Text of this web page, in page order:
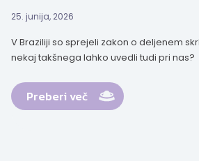
25. junija, 2026
V Braziliji so sprejeli zakon o deljenem
nekaj takšnega lahko uvedli tudi pri nas?
Preberi več